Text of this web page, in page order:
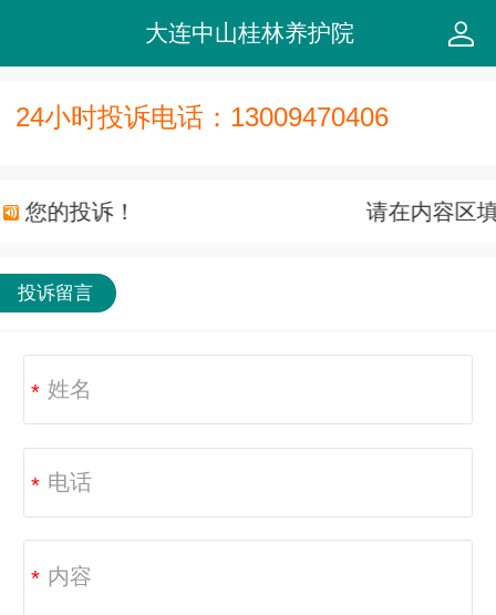
大连中山桂林养护院
24小时投诉电话：13009470406
您的投诉！ 请在内容区
投诉留言
*
*
*